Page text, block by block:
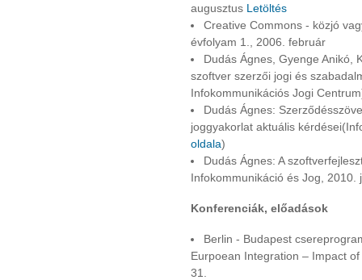
augusztus Letöltés
Creative Commons - közjó
évfolyam 1., 2006. február
Dudás Ágnes, Gyenge Anikó,
szoftver szerzői jogi és
Infokommunikációs Jogi
Dudás Ágnes:
joggyakorlat aktuális
oldala)
Dudás Ágnes: A
Infokommunikáció és Jog, 2010.
Konferenciák, előadások
Berlin - Budapest
Eurpoean Integration – Impact
31.